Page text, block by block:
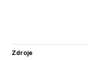
Zdroje